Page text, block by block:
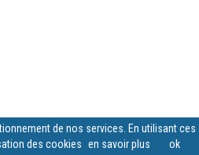
de nos services. En utilisant ces
des cookies en savoir plus ok